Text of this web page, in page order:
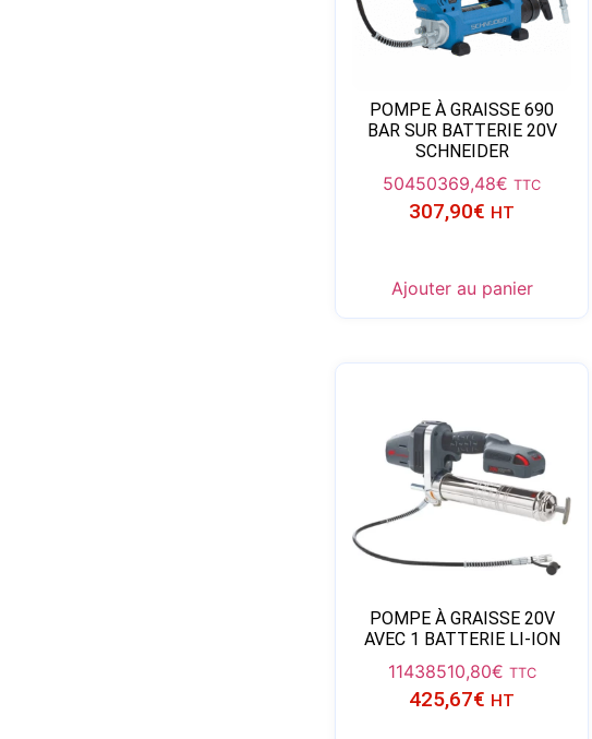
POMPE À GRAISSE 690
BAR SUR BATTERIE 20V
SCHNEIDER
50450369,48€ TTC
307,90€ HT
Ajouter au panier
POMPE À GRAISSE 20V
AVEC 1 BATTERIE LI-ION
11438510,80€ TTC
425,67€ HT